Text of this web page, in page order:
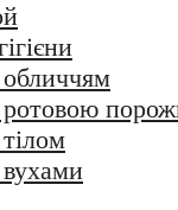
обличчям
ротовою
вухами